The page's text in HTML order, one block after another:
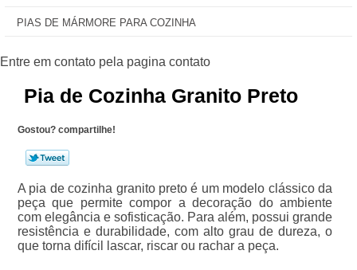
PIAS DE MÁRMORE PARA COZINHA
Pia de Cozinha Granito Preto
Gostou? compartilhe!
A pia de cozinha granito preto é um modelo clássico da
peça que permite compor a decoração do ambiente
com elegância e sofisticação. Para além, possui grande
resistência e durabilidade, com alto grau de dureza, o
que torna difícil lascar, riscar ou rachar a peça.